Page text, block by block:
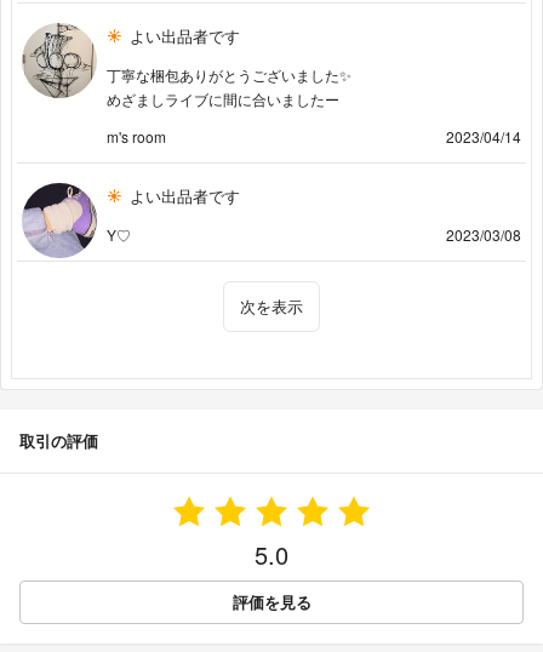
よい出品者です
丁寧な梱包ありがとうございました✨
めざましライブに間に合いましたー
m's room
2023/04/14
よい出品者です
Y♡ 2023/03/08
次を表示
取引の評価
5.0
評価を見る